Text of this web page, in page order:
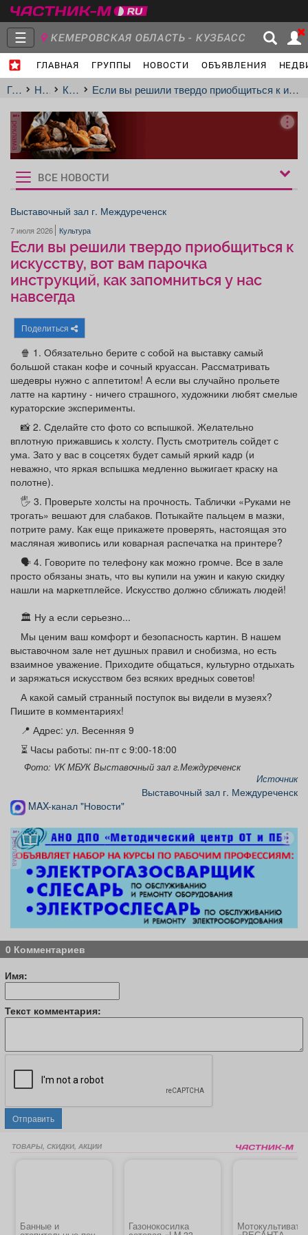
☰ КЕМЕРОВСКАЯ ОБЛАСТЬ - КУЗБАСС
ГЛАВНАЯ ГРУППЫ НОВОСТИ ОБЪЯВЛЕНИЯ
Главная
Новости
Объявления Недвижимость Услуги
Работа Компании
Афиша
Товары Поздравления Погода
ТВ программа Я - пенсионер
ГлавнаяНовостиКультураЕсли вы решили твердо приобщиться к искусству, вот вам парочка инструкций, как запомниться у нас навсегда
реклама
Рукбрики
новостей
ВСЕ НОВОСТИ
Выставочный зал г. Междуреченск
7 июля 2026 Культура
Если вы решили твердо приобщиться к
искусству, вот вам парочка
инструкций, как запомниться у нас
навсегда
Поделиться
🍿 1. Обязательно берите с собой на выставку самый
большой стакан кофе и сочный круассан. Рассматривать
шедевры нужно с аппетитом! А если вы случайно прольете
латте на картину - ничего страшного, художники любят смелые
кураторские эксперименты.
📸 2. Сделайте сто фото со вспышкой. Желательно
вплотную прижавшись к холсту. Пусть смотритель сойдет с
ума. Зато у вас в соцсетях будет самый яркий кадр (и
неважно, что яркая вспышка медленно выжигает краску на
полотне).
🖐 3. Проверьте холсты на прочность. Таблички «Руками не
трогать» вешают для слабаков. Потыкайте пальцем в мазки,
потрите раму. Как еще прикажете проверять, настоящая это
масляная живопись или коварная распечатка на принтере?
🗣 4. Говорите по телефону как можно громче. Все в зале
просто обязаны знать, что вы купили на ужин и какую скидку
нашли на маркетплейсе. Искусство должно сближать людей!
🏛 Ну а если серьезно...
Мы ценим ваш комфорт и безопасность картин. В нашем
выставочном зале нет душных правил и снобизма, но есть
взаимное уважение. Приходите общаться, культурно отдыхать
и заряжаться искусством без всяких вредных советов!
А какой самый странный поступок вы видели в музеях?
Пишите в комментариях!
📍 Адрес: ул. Весенняя 9
⏳ Часы работы: пн-пт с 9:00-18:00
Фото: VK МБУК Выставочный зал г.Междуреченск
Источник
Выставочный зал г. Междуреченск
MAX-канал "Новости"
реклама
0 Комментариев
Имя:
Текст комментария:
Отправить
ТОВАРЫ, СКИДКИ, АКЦИИ
Банные и Газонокосилка